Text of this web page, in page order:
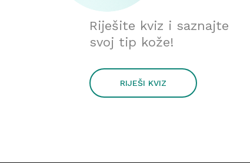
Riješite kviz i saznajte
svoj tip kože!
RIJEŠI KVIZ